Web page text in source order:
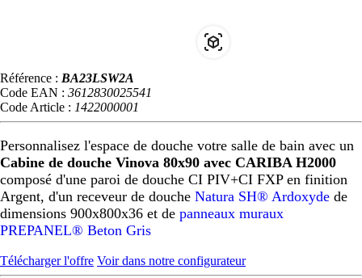
Référence : BA23LSW2A
Code EAN : 3612830025541
Code Article : 1422000001
Personnalisez l'espace de douche votre salle de bain avec un
Cabine de douche Vinova 80x90 avec CARIBA H2000
composé d'une paroi de douche CI PIV+CI FXP en finition
Argent, d'un receveur de douche Natura SH® Ardoxyde de
dimensions 900x800x36 et de panneaux muraux
PREPANEL® Beton Gris
Télécharger l'offre Voir dans notre configurateur